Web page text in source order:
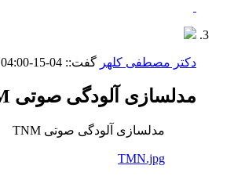
دکتر مصطفی کلهر گفت:: 04-15-2018
04:00 PM
مدلسازی آلودگی صوتی TNM
مدلسازی آلودگی صوتی TNM
TMN.jpg